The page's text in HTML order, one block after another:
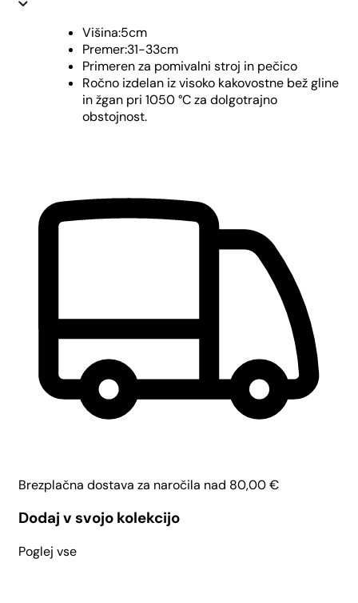
Višina:5cm
Premer:31-33cm
Primeren za pomivalni stroj in pečico
Ročno izdelan iz visoko kakovostne bež gline
in žgan pri 1050 °C za dolgotrajno
obstojnost.
Brezplačna dostava za naročila nad 80,00€
Dodaj v svojo kolekcijo
Poglej vse